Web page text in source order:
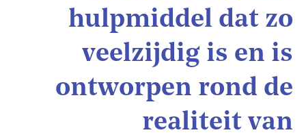
hulpmiddel dat zo
veelzijdig is en is
ontworpen rond de
realiteit van